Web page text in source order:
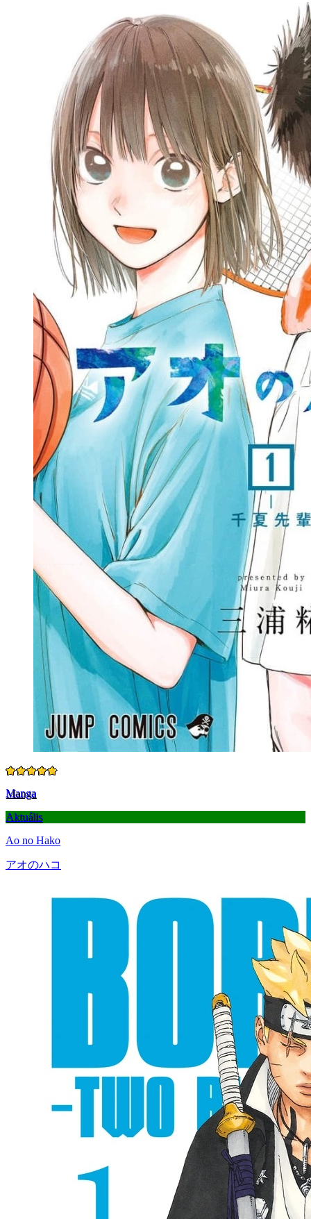
Manga
Aktuális
Ao no Hako
アオのハコ